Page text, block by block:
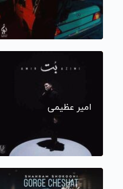
امیر عظیمی